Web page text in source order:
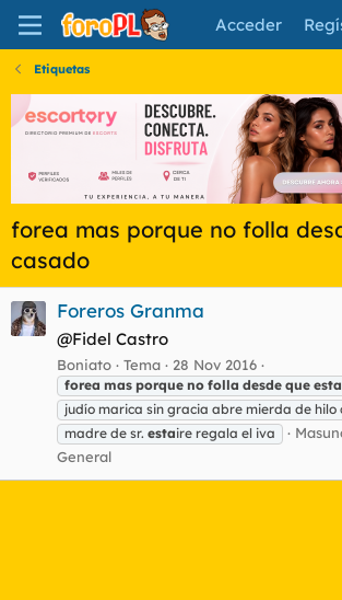
Acceder
Etiquetas
forea mas porque no folla
casado
Foreros Granma
@Fidel Castro
Boniato Tema 28 Nov 2016
forea mas porque no folla desde que esta
judío marica sin gracia abre mierda de hilo
madre de sr. estaire regala el iva
General